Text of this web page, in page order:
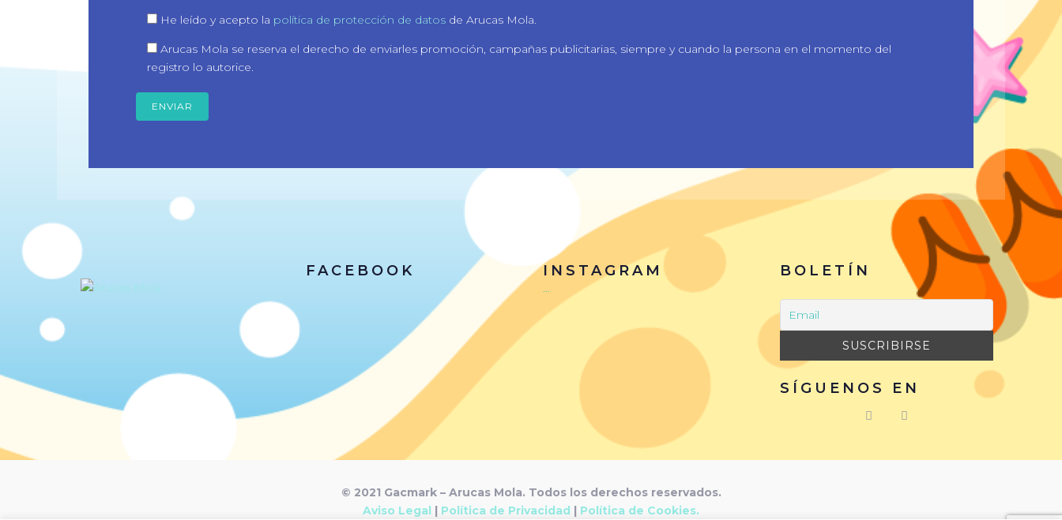
He leído y acepto la política de protección de datos de Arucas Mola.
Arucas Mola se reserva el derecho de enviarles promoción, campañas publicitarias, siempre y cuando la persona en el momento del
registro lo autorice.
FACEBOOK INSTAGRAM
…
BOLETÍN
SÍGUENOS EN
© 2021 Gacmark – Arucas Mola. Todos los derechos reservados.
Aviso Legal | Política de Privacidad | Política de Cookies.